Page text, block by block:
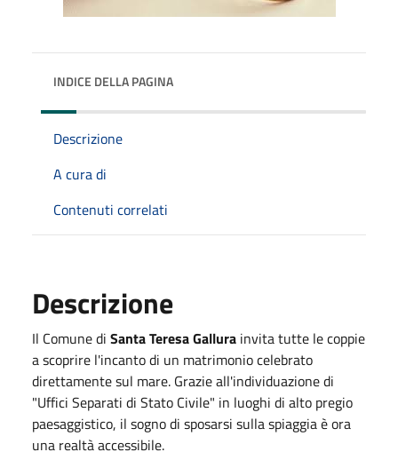
INDICE DELLA PAGINA
Descrizione
A cura di
Contenuti correlati
Descrizione
Il Comune di Santa Teresa Gallura invita tutte le coppie
a scoprire l'incanto di un matrimonio celebrato
direttamente sul mare. Grazie all'individuazione di
"Uffici Separati di Stato Civile" in luoghi di alto pregio
paesaggistico, il sogno di sposarsi sulla spiaggia è ora
una realtà accessibile.